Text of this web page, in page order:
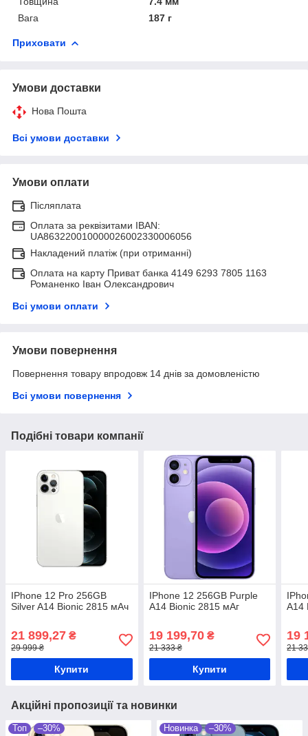
Вага
187 г
Приховати
Умови доставки
Нова Пошта
Всі умови доставки
Умови оплати
Післяплата
Оплата за реквізитами IBAN:
UA863220010000026002330006056
Накладений платіж (при отриманні)
Оплата на карту Приват банка 4149 6293 7805 1163
Романенко Іван Олександрович
Всі умови оплати
Умови повернення
Повернення товару впродовж 14 днів за домовленістю
Всі умови повернення
Подібні товари компанії
IPhone 12 Pro 256GB
Silver A14 Bionic 2815 мАч
21 899,27 ₴
29 999 ₴
Купити
IPhone 12 256GB Purple
A14 Bionic 2815 мАг
19 199,70₴
21 333 ₴
Купити
A14
19
21
Акційні пропозиції та новинки
Топ –30% Новинка –30%